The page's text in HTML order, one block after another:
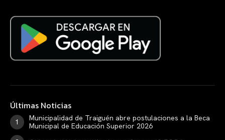
Últimas Noticias
Municipalidad de Traiguén abre postulaciones a la Beca
Municipal de Educación Superior 2026